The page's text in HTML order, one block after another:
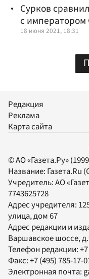
Сурков
с императором
18 июня 2021, 18:31
Редакция
Реклама
Карта сайта
© АО «Газета.Ру»
Название: Газета.Ru
Учредитель:АО
7743625728
Адрес учредителя:
улица, дом 67
Адрес редакции и
Варшавское шоссе,
Телефон редакции:
Факс:+7 (495) 785-17-
Электронная почта: